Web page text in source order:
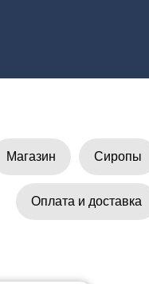
Магазин Сиропы
Оплата и доставка